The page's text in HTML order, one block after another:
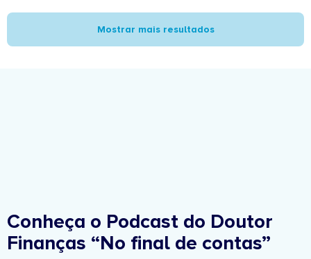
Mostrar mais resultados
Conheça o Podcast do Doutor
Finanças “No final de contas”